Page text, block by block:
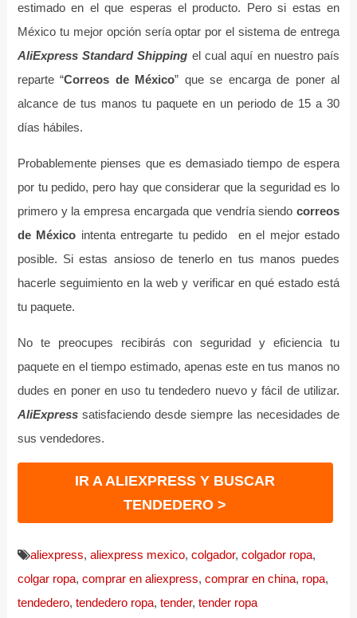
estimado en el que esperas el producto. Pero si estas en
México tu mejor opción sería optar por el sistema de entrega
AliExpress Standard Shipping el cual aquí en nuestro país
reparte “Correos de México” que se encarga de poner al
alcance de tus manos tu paquete en un periodo de 15 a 30
días hábiles.
Probablemente pienses que es demasiado tiempo de espera
por tu pedido, pero hay que considerar que la seguridad es lo
primero y la empresa encargada que vendría siendocorreos
de México intenta entregarte tu pedido en el mejor estado
posible. Si estas ansioso de tenerlo en tus manos puedes
hacerle seguimiento en la web y verificar en qué estado está
tu paquete.
No te preocupes recibirás con seguridad y eficiencia tu
paquete en el tiempo estimado, apenas este en tus manos no
dudes en poner en uso tu tendedero nuevo y fácil de utilizar.
AliExpresssatisfaciendo desde siempre las necesidades de
sus vendedores.
IR A ALIEXPRESS Y BUSCAR
TENDEDERO >
aliexpress, aliexpress mexico, colgador, colgador ropa,
colgar ropa, comprar en aliexpress, comprar en china, ropa,
tendedero, tendedero ropa, tender, tender ropa